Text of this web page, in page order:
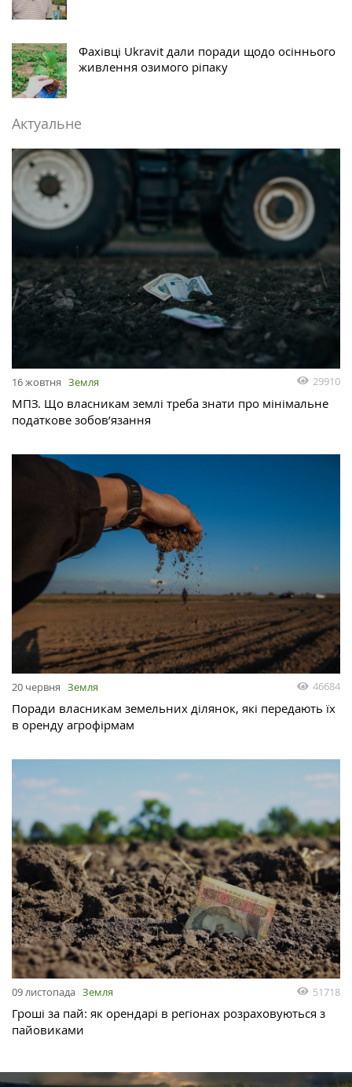
Фахівці Ukravit дали поради щодо осіннього
живлення озимого ріпаку
Актуальне
16 жовтня Земля 29910
МПЗ. Що власникам землі треба знати про мінімальне
податкове зобов’язання
20 червня Земля 46684
Поради власникам земельних ділянок, які передають їх
в оренду агрофірмам
09 листопада Земля 51718
Гроші за пай: як орендарі в регіонах розраховуються з
пайовиками